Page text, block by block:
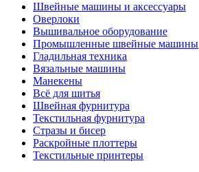
Швейные машины и аксессуары
Оверлоки
Вышивальное оборудование
Промышленные швейные машины
Гладильная техника
Вязальные машины
Манекены
Всё для шитья
Швейная фурнитура
Текстильная фурнитура
Стразы и бисер
Раскройные плоттеры
Текстильные принтеры